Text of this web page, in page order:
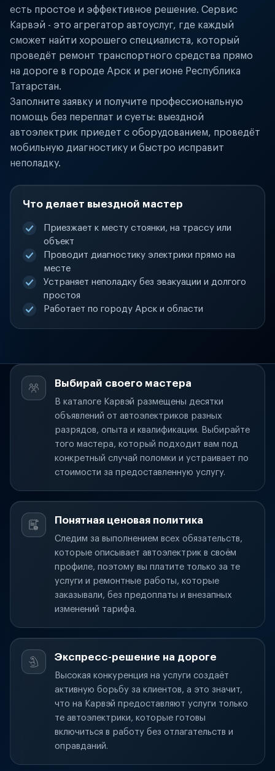
есть простое и эффективное решение. Сервис
Карвэй - это агрегатор автоуслуг, где каждый
сможет найти хорошего специалиста, который
проведёт ремонт транспортного средства прямо
на дороге в городе Арск и регионе Республика
Татарстан.
Заполните заявку и получите профессиональную
помощь без переплат и суеты: выездной
автоэлектрик приедет с оборудованием, проведёт
мобильную диагностику и быстро исправит
неполадку.
Что делает выездной мастер
Приезжает к месту стоянки, на трассу или
объект
Проводит диагностику электрики прямо на
месте
Устраняет неполадку без эвакуации и долгого
простоя
Работает по городу Арск и области
Выбирай своего мастера
В каталоге Карвэй размещены десятки
объявлений от автоэлектриков разных
разрядов, опыта и квалификации. Выбирайте
того мастера, который подходит вам под
конкретный случай поломки и устраивает по
стоимости за предоставленную услугу.
Понятная ценовая политика
Следим за выполнением всех обязательств,
которые описывает автоэлектрик в своём
профиле, поэтому вы платите только за те
услуги и ремонтные работы, которые
заказывали, без предоплаты и внезапных
изменений тарифа.
Экспресс-решение на дороге
Высокая конкуренция на услуги создаёт
активную борьбу за клиентов, а это значит,
что на Карвэй предоставляют услуги только
те автоэлектрики, которые готовы
включиться в работу без отлагательств и
оправданий.